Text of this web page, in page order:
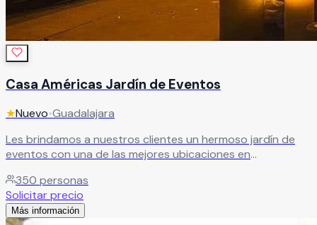
Casa Américas Jardín de Eventos
★Nuevo•Guadalajara
Les brindamos a nuestros clientes un hermoso jardín de
eventos con una de las mejores ubicaciones en
completa comodidad de nuestros clientes y sus invitados,
sin tener que salir de la ciudad. Es el escenario perfecto
para dar vida a sus emociones.
350 personas
Solicitar precio
Más información